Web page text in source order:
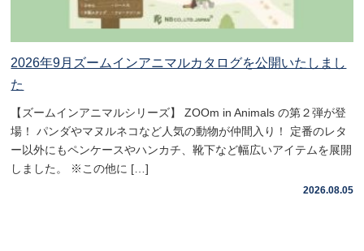
2026年9月ズームインアニマルカタログを公開いたしまし
た
【ズームインアニマルシリーズ】 ZOOm in Animals の第２弾が登
場！ パンダやマヌルネコなど人気の動物が仲間入り！ 定番のレタ
ー以外にもペンケースやハンカチ、靴下など幅広いアイテムを展開
しました。 ※この他に […]
2026.08.05